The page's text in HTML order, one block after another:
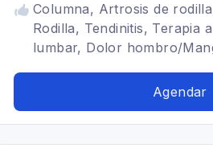
Columna, Artrosis de
Rodilla, Tendinitis, Terapia
lumbar, Dolor hombro/
Tendinitis de muñeca, dolor
Agendar